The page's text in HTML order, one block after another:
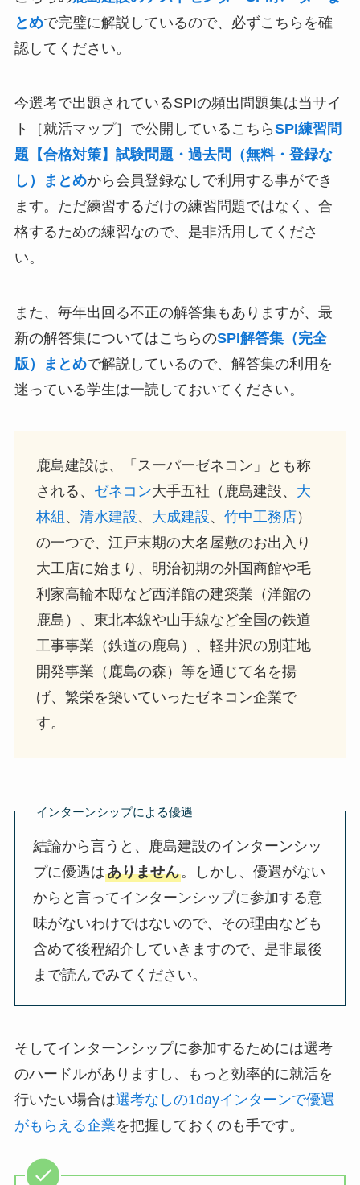
とめで完璧に解説しているので、必ずこちらを確
認してください。
今選考で出題されているSPIの頻出問題集は当サイ
ト［就活マップ］で公開しているこちらSPI練習問
題【合格対策】試験問題・過去問（無料・登録な
し）まとめから会員登録なしで利用する事ができ
ます。ただ練習するだけの練習問題ではなく、合
格するための練習なので、是非活用してくださ
い。
また、毎年出回る不正の解答集もありますが、最
新の解答集についてはこちらのSPI解答集（完全
版）まとめで解説しているので、解答集の利用を
迷っている学生は一読しておいてください。
鹿島建設は、「スーパーゼネコン」とも称
される、 ゼネコン大手五社（鹿島建設、 大
林組 、 清水建設、 大成建設、 竹中工務店）
の一つで、江戸末期の大名屋敷のお出入り
大工店に始まり、明治初期の外国商館や毛
利家高輪本邸など西洋館の建築業（洋館の
鹿島）、東北本線や山手線など全国の鉄道
工事事業（鉄道の鹿島）、軽井沢の別荘地
開発事業（鹿島の森）等を通じて名を揚
げ、繁栄を築いていったゼネコン企業で
す。
インターンシップによる優遇
結論から言うと、鹿島建設のインターンシッ
プに優遇はありません。しかし、優遇がない
からと言ってインターンシップに参加する意
味がないわけではないので、その理由なども
含めて後程紹介していきますので、是非最後
まで読んでみてください。
そしてインターンシップに参加するためには選考
のハードルがありますし、もっと効率的に就活を
行いたい場合は選考なしの1dayインターンで優遇
がもらえる企業を把握しておくのも手です。